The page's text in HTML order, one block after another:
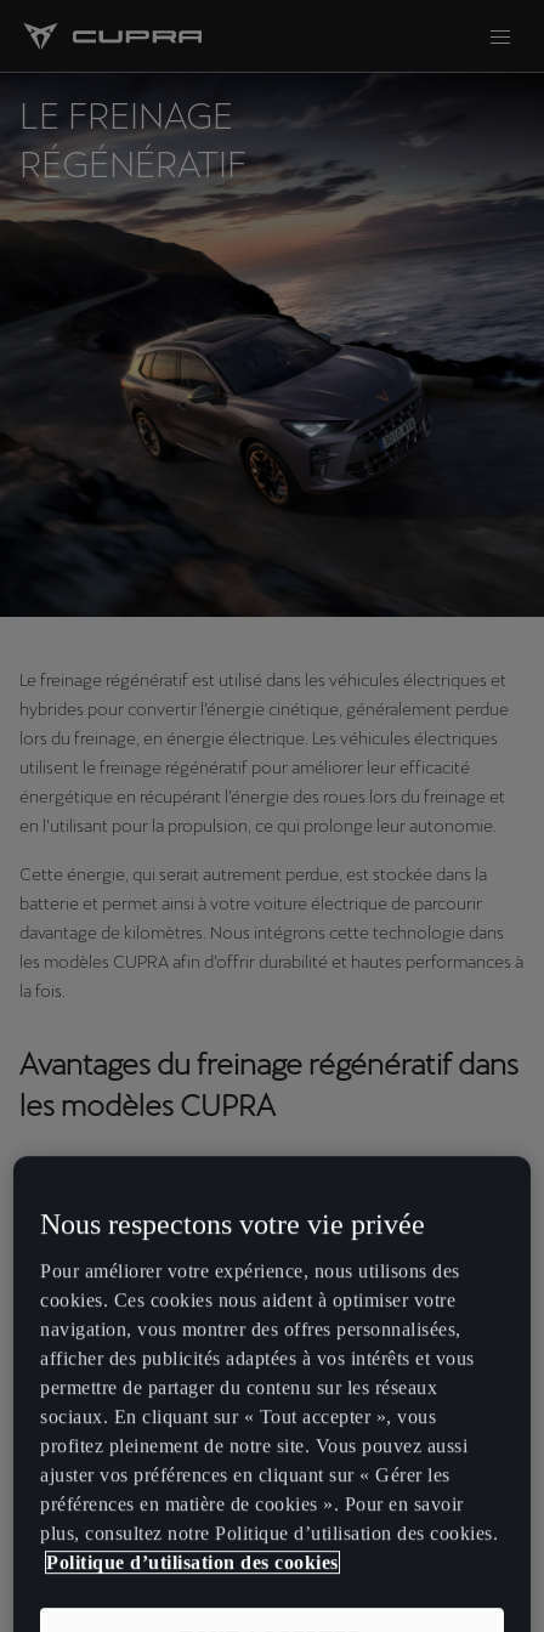
LE FREINAGE
RÉGÉNÉRATIF
Le freinage régénératif est utilisé dans les véhicules électriques et
hybrides pour convertir l’énergie cinétique, généralement perdue
lors du freinage, en énergie électrique. Les véhicules électriques
utilisent le freinage régénératif pour améliorer leur efficacité
énergétique en récupérant l’énergie des roues lors du freinage et
en l’utilisant pour la propulsion, ce qui prolonge leur autonomie.
Cette énergie, qui serait autrement perdue, est stockée dans la
batterie et permet ainsi à votre voiture électrique de parcourir
davantage de kilomètres. Nous intégrons cette technologie dans
les modèles CUPRA afin d’offrir durabilité et hautes performances à
la fois.
Avantages du freinage régénératif dans
les modèles CUPRA
recharge la batterie du véhicule.
Les principaux avantages du freinage régénératif dans les véhicules
CUPRA comprennent :
Autonomie prolongée: la récupération de l’énergie
cinétique augmente considérablement l’autonomie
électrique, notamment en circulation urbaine.
L’utilisation de niveaux de freinage régénératif plus
élevés en ville optimise l’efficacité, prolongeant ainsi
l’autonomie des véhicules électriques comme la
CUPRA Born.
Usure réduite des freins: les systèmes de freinage
régénératif allègent la charge sur les freins
Nous respectons votre vie privée
Pour améliorer votre expérience, nous utilisons des
cookies. Ces cookies nous aident à optimiser votre
navigation, vous montrer des offres personnalisées,
afficher des publicités adaptées à vos intérêts et vous
permettre de partager du contenu sur les réseaux
sociaux. En cliquant sur « Tout accepter », vous
profitez pleinement de notre site. Vous pouvez aussi
ajuster vos préférences en cliquant sur « Gérer les
préférences en matière de cookies ». Pour en savoir
plus, consultez notre Politique d’utilisation des cookies.
Politique d’utilisation des cookies